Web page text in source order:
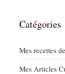
Catégories
Mes recettes
Mes Articles